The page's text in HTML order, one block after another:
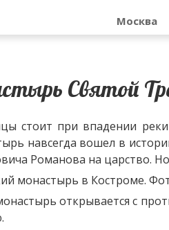
Москва
Святой
стоит при впадении
навсегда вошел в
Романова на царство.
открывается с